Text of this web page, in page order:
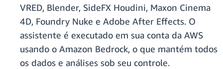
VRED, Blender, SideFX Houdini, Maxon Cinema
4D, Foundry Nuke e Adobe After Effects. O
assistente é executado em sua conta da AWS
usando o Amazon Bedrock, o que mantém todos
os dados e análises sob seu controle.